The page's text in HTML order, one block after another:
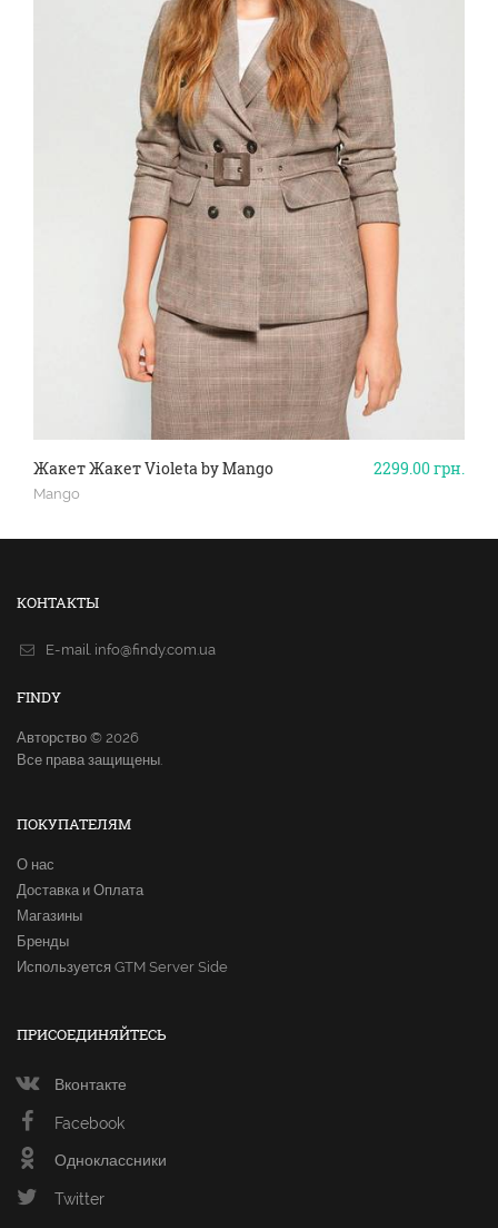
2299.00грн.
Жакет Жакет Violeta by Mango
Mango
КОНТАКТЫ
E-mail. info@findy.com.ua
FINDY
Авторство © 2026
Все права защищены.
ПОКУПАТЕЛЯМ
О нас
Доставка и Оплата
Магазины
Бренды
Используется GTM Server Side
ПРИСОЕДИНЯЙТЕСЬ
Вконтакте
Facebook
Одноклассники
Twitter